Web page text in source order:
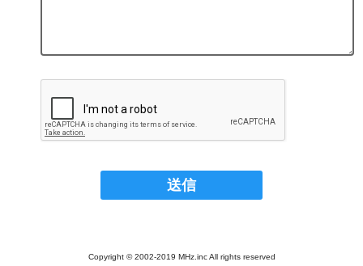
Copyright © 2002-2019 MHz.inc All rights reserved